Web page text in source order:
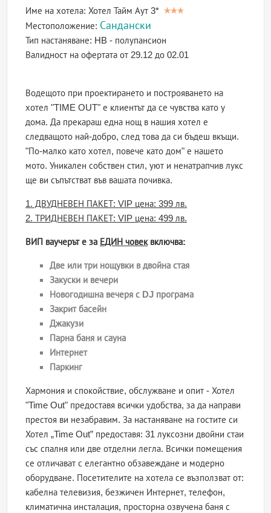
Име на хотела: Хотел Тайм Аут 3*
Местоположение: Сандански
Тип настаняване: HB - полупансион
Валидност на офертатаот 29.12 до 02.01
Водещото при проектирането и построяването на
хотел "TIME OUT" е клиентът да се чувства като у
дома. Да прекараш една нощ в нашия хотел е
следващото най-добро, след това да си бъдеш вкъщи.
"По-малко като хотел, повече като дом" е нашето
мото. Уникален собствен стил, уют и ненатрапчив лукс
ще ви съпътстват във вашата почивка.
1. ДВУДНЕВЕН ПАКЕТ: VIP цена: 399 лв.
2. ТРИДНЕВЕН ПАКЕТ: VIP цена: 499 лв.
ВИП ваучерът е за ЕДИН човеквключва:
Две или три нощувки в двойна стая
Закуски и вечери
Новогодишна вечеря с DJ програма
Закрит басейн
Джакузи
Парна баня и сауна
Интернет
Паркинг
Хармония и спокойствие, обслужване и опит - Хотел
"Time Out" предоставя всички удобства, за да направи
престоя ви незабравим. За настаняване на гостите си
Хотел „Time Out” предоставя: 31 луксозни двойни стаи
със спалня или две отделни легла. Всички помещения
се отличават с елегантно обзавеждане и модерно
оборудване. Посетителите на хотела се възползват от:
кабелна телевизия, безжичен Интернет, телефон,
климатична инсталация, просторна озвучена баня с